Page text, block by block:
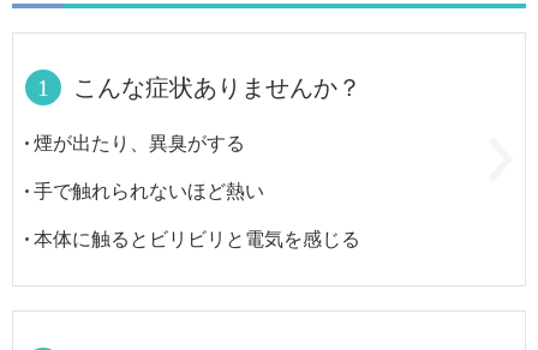
1 こんな症状ありませんか？
煙が出たり、異臭がする
手で触れられないほど熱い
本体に触るとビリビリと電気を感じる